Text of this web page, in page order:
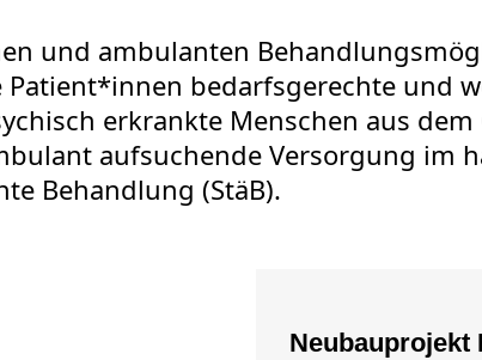
und ambulanten
bedarfsgerechte und
erkrankte Menschen aus
aufsuchende Versorgung im
Behandlung (StäB).
Neubauprojekt